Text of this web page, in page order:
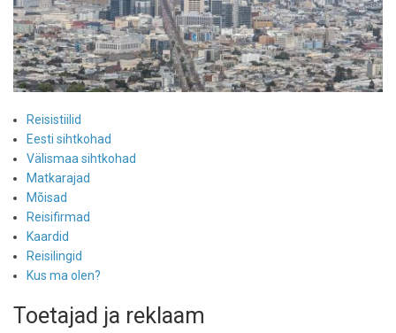
Reisistiilid
Eesti sihtkohad
Välismaa sihtkohad
Matkarajad
Mõisad
Reisifirmad
Kaardid
Reisilingid
Kus ma olen?
Toetajad ja reklaam